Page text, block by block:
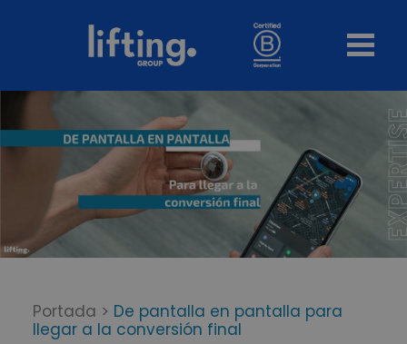
Portada > De pantalla en pantalla para
llegar a la conversión final